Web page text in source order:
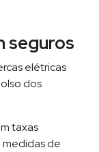
seguros
elétricas
dos
taxas
medidas de